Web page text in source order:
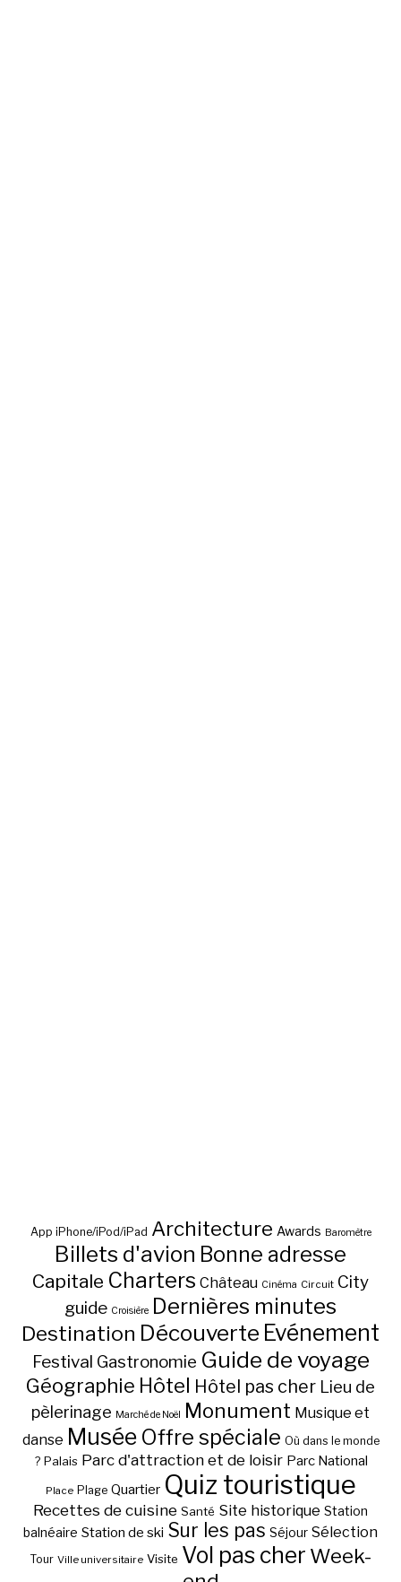
App iPhone/iPod/iPad Architecture Awards Baromètre
Billets d'avion Bonne adresse
Capitale Charters Château Cinéma Circuit City
guide Croisière Dernières minutes
Destination Découverte Evénement
Festival Gastronomie Guide de voyage
Géographie Hôtel Hôtel pas cher Lieu de
pèlerinage Marché de Noël Monument Musique et
danse Musée Offre spéciale Où dans le monde
? Palais Parc d'attraction et de loisir Parc National
Place Plage Quartier Quiz touristique
Recettes de cuisine Santé Site historique Station
balnéaire Station de ski Sur les pas Séjour Sélection
Tour Ville universitaire Visite Vol pas cher Week-